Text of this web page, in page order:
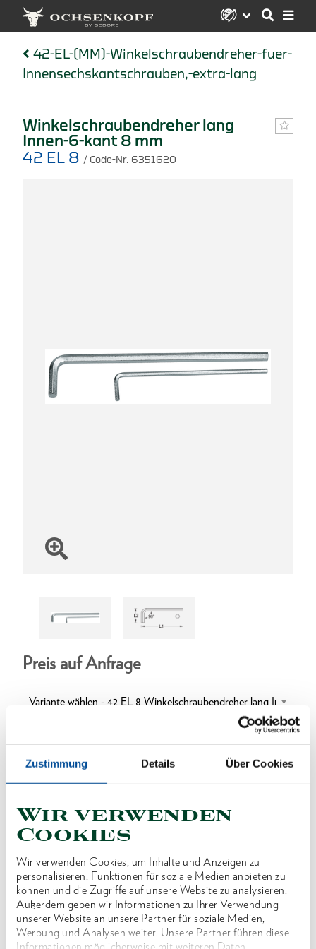
Zustimmung Details Über Cookies
Wir verwenden
Cookies
Wir verwenden Cookies, um Inhalte und Anzeigen zu
personalisieren, Funktionen für soziale Medien anbieten zu
können und die Zugriffe auf unsere Website zu analysieren.
Außerdem geben wir Informationen zu Ihrer Verwendung
unserer Website an unsere Partner für soziale Medien,
Werbung und Analysen weiter. Unsere Partner führen diese
42-EL-(MM)-Winkelschraubendreher-fuer-
Innensechskantschrauben,-extra-lang
Winkelschraubendreher lang
Innen-6-kant 8 mm
42 EL 8 / Code-Nr. 6351620
Preis auf Anfrage
ONLINE KAUFEN
HÄNDLER FINDEN
Produktlinie EAN4010886635162
Produktbeschreibung
Ausführung nach DIN ISO 2936
Chrom-Vanadium-Stahl 61CrSiV5, verzinkt